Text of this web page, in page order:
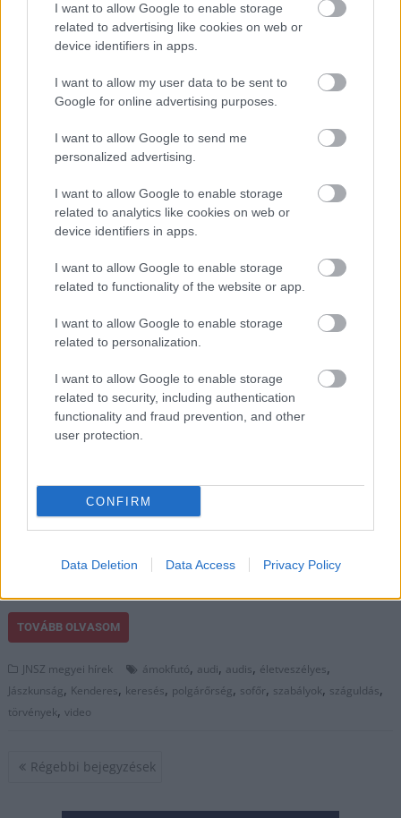
I want to allow Google to enable storage
related to advertising like cookies on web or
device identifiers in apps.
I want to allow my user data to be sent to
Google for online advertising purposes.
I want to allow Google to send me
personalized advertising.
I want to allow Google to enable storage
related to analytics like cookies on web or
device identifiers in apps.
I want to allow Google to enable storage
related to functionality of the website or app.
I want to allow Google to enable storage
related to personalization.
I want to allow Google to enable storage
related to security, including authentication
functionality and fraud prevention, and other
user protection.
CONFIRM
Data Deletion Data Access Privacy Policy
miszerint a városnap
biztosításában részt
vevő polgárőrök állítólag bántalmaztak egy férfit. Az ügyben
már eljárás indult, gyanúsítottakat hallgattak ki, sőt, az
érintettek tagságát az Országos Polgárőr Szövetség is
TOVÁBB OLVASOM
JNSZ megyei hírek bántalmazás,Barabásné Forgács Edit,erőszak
, Országos Polgárőr Szövetség , ,
Döbbenetes képsorok, ámokfutó jászkunsági
audist keresnek, tizedmásodperceken múlott
2025.03.28. Kiss Lajos
Egyre gyakrabban
találkozunk ilyen, a
szabályokat és a
audist, aki néhány centi híján gázolta el a gyalogátkelőhelyen
TOVÁBB OLVASOM
JNSZ megyei hírek ámokfutó, audi, audis, életveszélyes,
Jászkunság, Kenderes, keresés, polgárőrség, sofőr, szabályok, száguldás,
törvények,video
Bejegyzés
Régebbi bejegyzések